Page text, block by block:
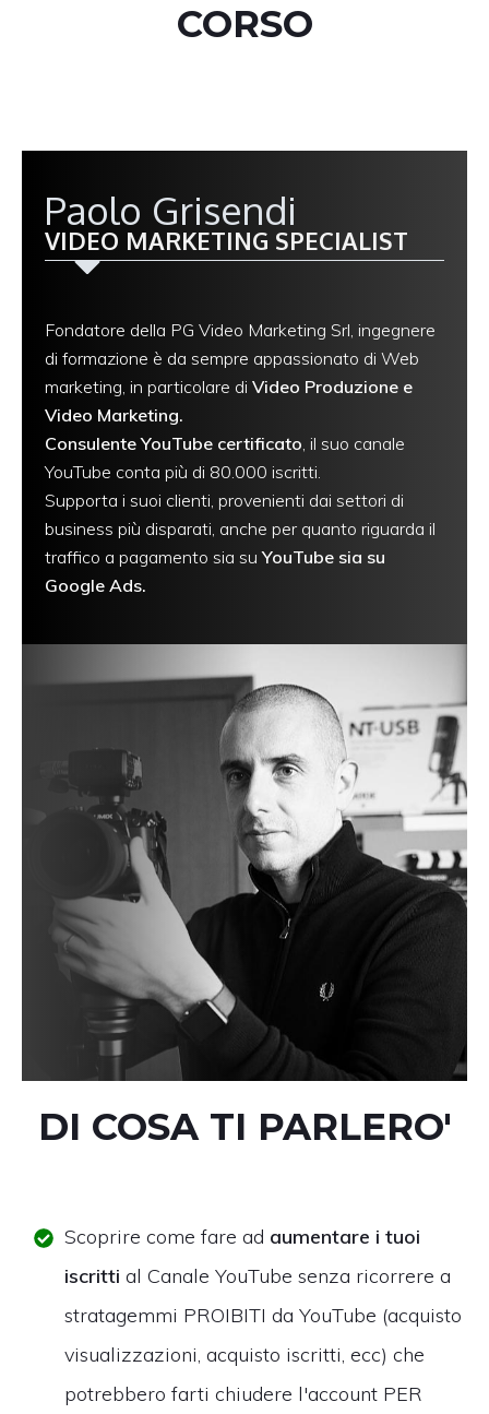
CORSO
Paolo Grisendi
VIDEO MARKETING SPECIALIST
Fondatore della PG Video Marketing Srl, ingegnere
di formazione è da sempre appassionato di Web
marketing, in particolare di Video Produzione e
Video Marketing.
Consulente YouTube certificato, il suo canale
YouTube conta più di 80.000 iscritti.
Supporta i suoi clienti, provenienti dai settori di
business più disparati, anche per quanto riguarda il
traffico a pagamento sia suYouTube sia su
Google Ads.
DI COSA TI PARLERO'
Scoprire come fare ad aumentare i tuoi
iscritti al Canale YouTube senza ricorrere a
stratagemmi PROIBITI da YouTube (acquisto
visualizzazioni, acquisto iscritti, ecc) che
potrebbero farti chiudere l'account PER